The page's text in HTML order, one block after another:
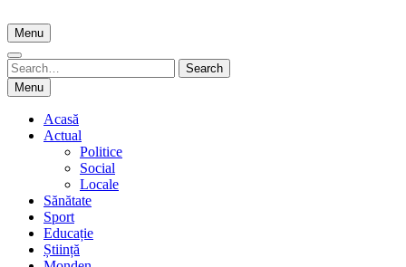
to
content
Menu
Search
for:
Search
Menu
Acasă
Actual
Politice
Social
Locale
Sănătate
Sport
Educație
Știință